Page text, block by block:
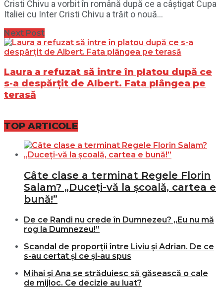
Cristi Chivu a vorbit în română după ce a câștigat Cupa
Italiei cu Inter Cristi Chivu a trăit o nouă...
Next Post
Laura a refuzat să intre în platou după ce
s-a despărțit de Albert. Fata plângea pe
terasă
TOP ARTICOLE
Câte clase a terminat Regele Florin
Salam? „Duceți-vă la școală, cartea e
bună!”
De ce Randi nu crede în Dumnezeu? „Eu nu mă
rog la Dumnezeu!”
Scandal de proporții între Liviu și Adrian. De ce
s-au certat și ce și-au spus
Mihai și Ana se străduiesc să găsească o cale
de mijloc. Ce decizie au luat?